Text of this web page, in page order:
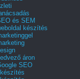
és SEM
készítés
áron
SEO